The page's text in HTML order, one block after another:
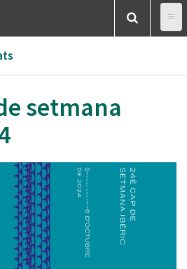
setmana